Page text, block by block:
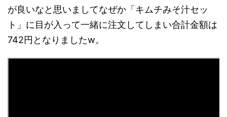
が良いなと思いましてなぜか「キムチみそ汁セッ
ト」に目が入って一緒に注文してしまい合計金額は
742円となりましたw。